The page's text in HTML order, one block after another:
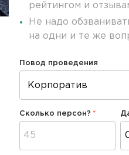
рейтингом и
Не надо
на одни и те же
Повод проведения
Сколько персон?